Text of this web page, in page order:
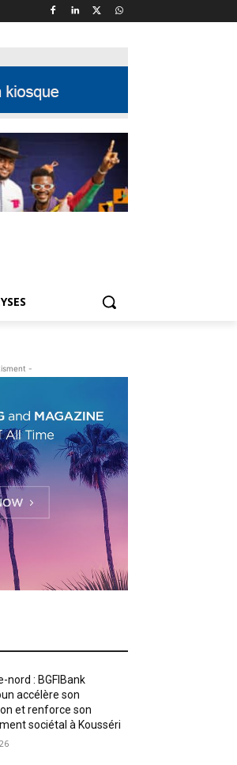
-
nord : BGFIBank
accélère son
et renforce son
sociétal à Kousséri